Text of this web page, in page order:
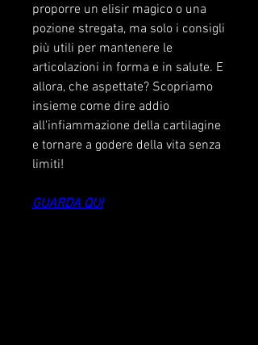
proporre un elisir magico o una
pozione stregata, ma solo i consigli
più utili per mantenere le
articolazioni in forma e in salute. E
allora, che aspettate? Scopriamo
insieme come dire addio
all'infiammazione della cartilagine
e tornare a godere della vita senza
limiti!
GUARDA QUI